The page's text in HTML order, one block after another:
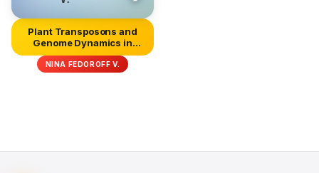
Plant Transposons and
Genome Dynamics in
Evolution
NINA FEDOROFF V.